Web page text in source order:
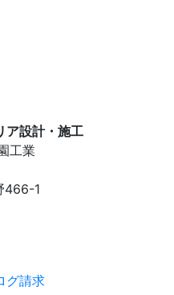
ア設計・施工
工業
466-1